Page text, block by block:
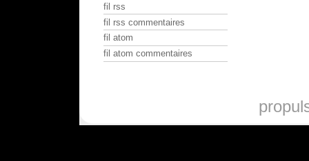
fil rss
fil rss commentaires
fil atom
fil atom commentaires